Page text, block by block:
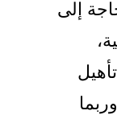
إلى